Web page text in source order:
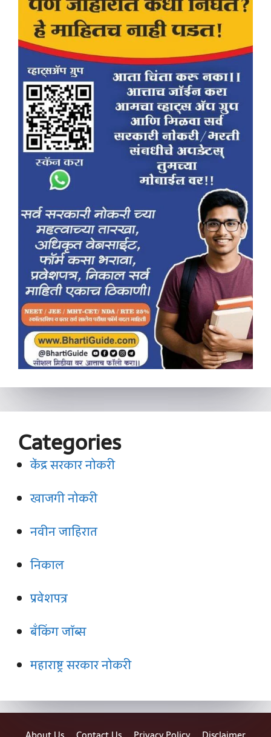
Categories
केंद्र सरकार नोकरी
खाजगी नोकरी
नवीन जाहिरात
निकाल
प्रवेशपत्र
बँकिंग जॉब्स
महाराष्ट्र सरकार नोकरी